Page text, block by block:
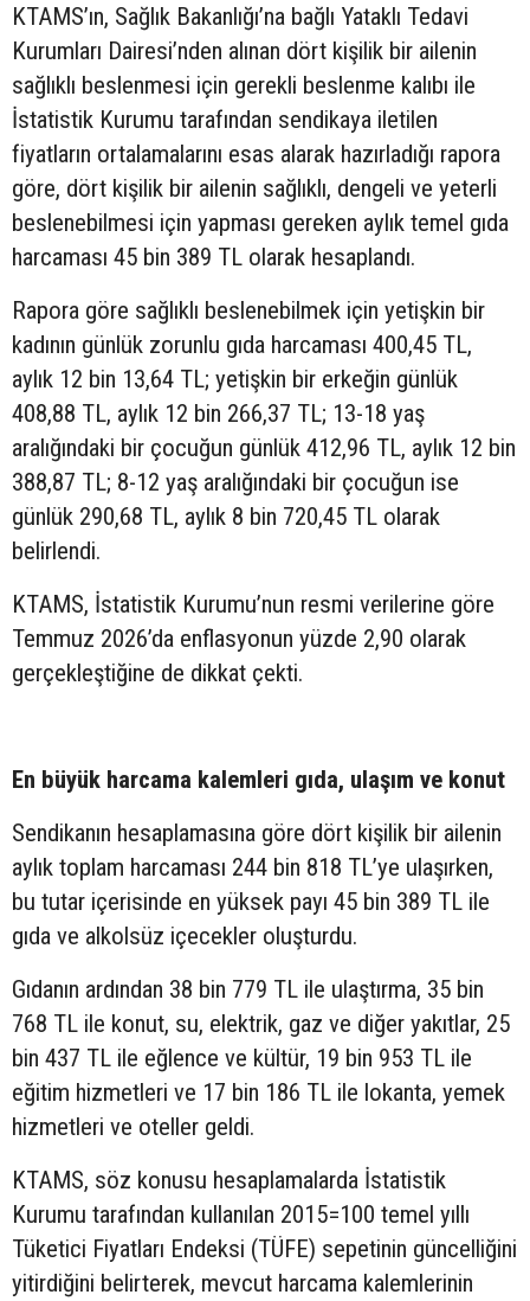
KTAMS’ın, Sağlık Bakanlığı’na bağlı Yataklı Tedavi
Kurumları Dairesi’nden alınan dört kişilik bir ailenin
sağlıklı beslenmesi için gerekli beslenme kalıbı ile
İstatistik Kurumu tarafından sendikaya iletilen
fiyatların ortalamalarını esas alarak hazırladığı rapora
göre, dört kişilik bir ailenin sağlıklı, dengeli ve yeterli
beslenebilmesi için yapması gereken aylık temel gıda
harcaması 45 bin 389 TL olarak hesaplandı.
Rapora göre sağlıklı beslenebilmek için yetişkin bir
kadının günlük zorunlu gıda harcaması 400,45 TL,
aylık 12 bin 13,64 TL; yetişkin bir erkeğin günlük
408,88 TL, aylık 12 bin 266,37 TL; 13-18 yaş
aralığındaki bir çocuğun günlük 412,96 TL, aylık 12 bin
388,87 TL; 8-12 yaş aralığındaki bir çocuğun ise
günlük 290,68 TL, aylık 8 bin 720,45 TL olarak
belirlendi.
KTAMS, İstatistik Kurumu’nun resmi verilerine göre
Temmuz 2026’da enflasyonun yüzde 2,90 olarak
gerçekleştiğine de dikkat çekti.
En büyük harcama kalemleri gıda, ulaşım ve konut
Sendikanın hesaplamasına göre dört kişilik bir ailenin
aylık toplam harcaması 244 bin 818 TL’ye ulaşırken,
bu tutar içerisinde en yüksek payı 45 bin 389 TL ile
gıda ve alkolsüz içecekler oluşturdu.
Gıdanın ardından 38 bin 779 TL ile ulaştırma, 35 bin
768 TL ile konut, su, elektrik, gaz ve diğer yakıtlar, 25
bin 437 TL ile eğlence ve kültür, 19 bin 953 TL ile
eğitim hizmetleri ve 17 bin 186 TL ile lokanta, yemek
hizmetleri ve oteller geldi.
KTAMS, söz konusu hesaplamalarda İstatistik
Kurumu tarafından kullanılan 2015=100 temel yıllı
Tüketici Fiyatları Endeksi (TÜFE) sepetinin güncelliğini
yitirdiğini belirterek, mevcut harcama kalemlerinin